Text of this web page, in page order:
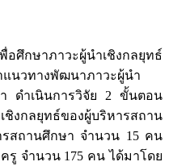
ศึกษาภาวะผู้นำเชิงกลยุทธ์
นวทางพัฒนาภาวะผู้นำ
า ดำเนินการวิจัย 2 ขั้นตอน
งกลยุทธ์ของผู้บริหารสถาน
สถานศึกษา จำนวน 15 คน
รู จำนวน 175 คน ได้มาโดย